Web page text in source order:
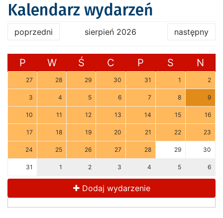
Kalendarz wydarzeń
poprzedni sierpień 2026 następny
P W Ś C P S N
27 28 29 30 31 1 2
3 4 5 6 7 8 9
10 11 12 13 14 15 16
17 18 19 20 21 22 23
24 25 26 27 28 29 30
31 1 2 3 4 5 6
Dodaj wydarzenie